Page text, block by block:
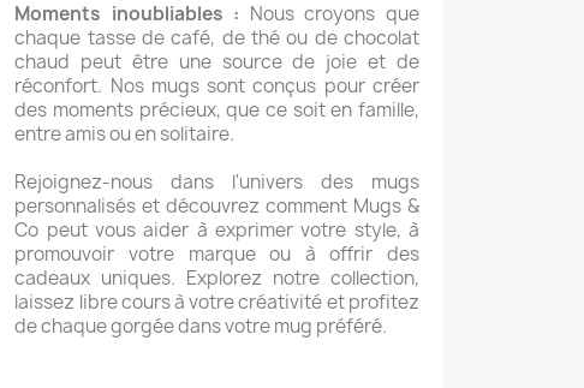
Moments inoubliables : Nous croyons que
chaque tasse de café, de thé ou de chocolat
chaud peut être une source de joie et de
réconfort. Nos mugs sont conçus pour créer
des moments précieux, que ce soit en famille,
entre amis ou en solitaire.
Rejoignez-nous dans l'univers des mugs
personnalisés et découvrez comment Mugs &
Co peut vous aider à exprimer votre style, à
promouvoir votre marque ou à offrir des
cadeaux uniques. Explorez notre collection,
laissez libre cours à votre créativité et profitez
de chaque gorgée dans votre mug préféré.